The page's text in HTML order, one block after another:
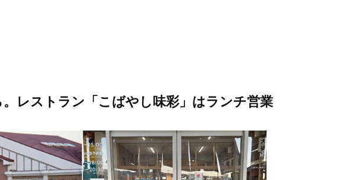
レストラン「こばやし味彩」はランチ営業